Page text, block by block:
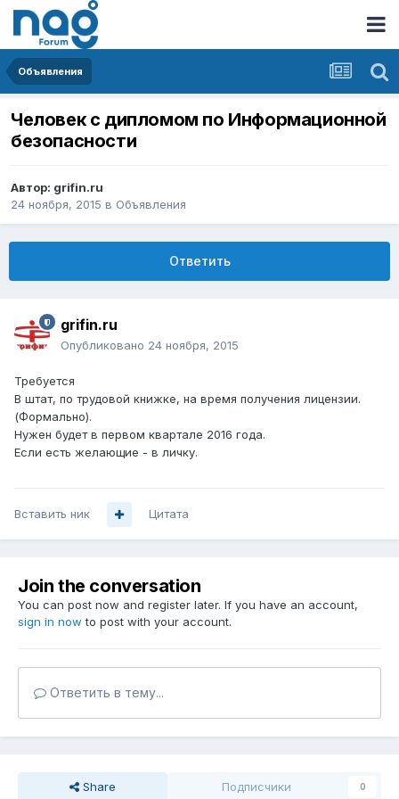
Объявления
Человек с дипломом по Информационной
безопасности
Автор: grifin.ru
24 ноября, 2015 в Объявления
Ответить
grifin.ru
Опубликовано 24 ноября, 2015
Требуется
В штат, по трудовой книжке, на время получения лицензии.
(Формально).
Нужен будет в первом квартале 2016 года.
Если есть желающие - в личку.
Вставить ник Цитата
Join the conversation
You can post now and register later. If you have an account,
sign in now to post with your account.
Ответить в тему...
Share Подписчики 0